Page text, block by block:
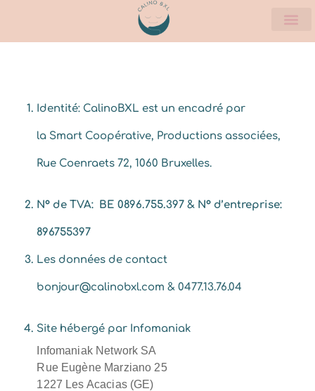
Identité: CalinoBXL est un encadré par
la Smart Coopérative, Productions associées,
Rue Coenraets 72, 1060 Bruxelles.
N° de TVA: BE 0896.755.397 & N° d’entreprise:
896755397
Les données de contact
bonjour@calinobxl.com & 0477.13.76.04
Site hébergé par Infomaniak
Infomaniak Network SA
Rue Eugène Marziano 25
1227 Les Acacias (GE)